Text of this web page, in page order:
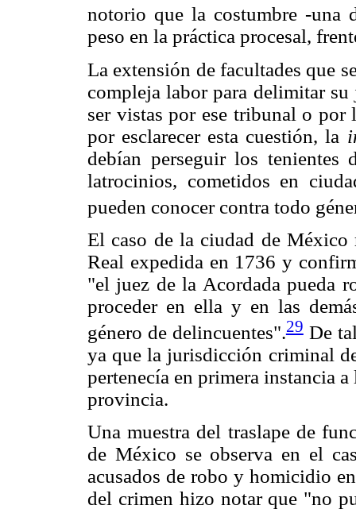
notorio que la costumbre -una
peso en la práctica procesal,
La extensión de facultades que
compleja labor para delimitar
ser vistas por ese tribunal o
por esclarecer esta cuestión, la
debían perseguir los tenientes
latrocinios, cometidos en
pueden conocer contra todo
El caso de la ciudad de México
Real expedida en 1736 y
"el juez de la Acordada pueda
proceder en ella y en las
género de delincuentes".29De
ya que la jurisdicción criminal
pertenecía en primera instancia
provincia.
Una muestra del traslape de
de México se observa en el
acusados de robo y homicidio
del crimen hizo notar que "no